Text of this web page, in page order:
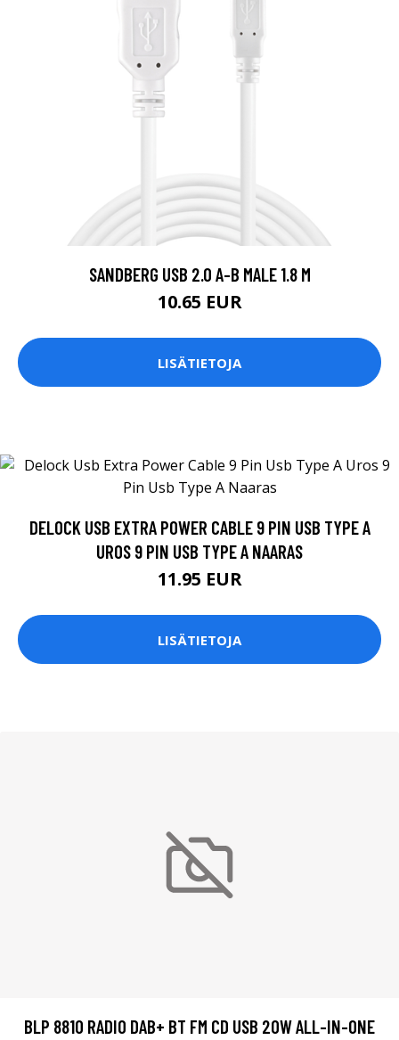
SANDBERG USB 2.0 A-B MALE 1.8 M
10.65 EUR
LISÄTIETOJA
DELOCK USB EXTRA POWER CABLE 9 PIN USB TYPE A
UROS 9 PIN USB TYPE A NAARAS
11.95 EUR
LISÄTIETOJA
BLP 8810 RADIO DAB+ BT FM CD USB 20W ALL-IN-ONE